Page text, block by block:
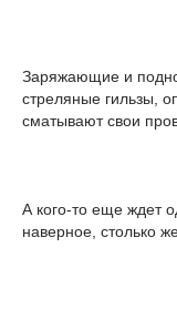
Заряжающие и
стреляные гильзы,
сматывают свои
А кого-то еще ждет
наверное, столько